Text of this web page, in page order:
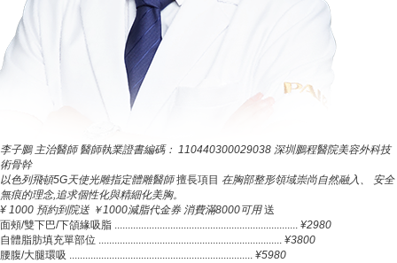
李子鵬 主治醫師 醫師執業證書編碼： 110440300029038 深圳鵬程醫院美容外科技
術骨幹
以色列飛頓5G天使光雕指定體雕醫師 擅長項目 在胸部整形領域崇尚自然融入、
安全
無痕的理念,追求個性化與精細化美胸。
¥ 1000 預約到院送 ￥1000減脂代金券 消費滿8000可用 送
面頰/雙下巴/下頜緣吸脂 ..................................................................... ¥2980
自體脂肪填充單部位 ..................................................................... ¥3800
腰腹/大腿環吸 ..................................................................... ¥5980